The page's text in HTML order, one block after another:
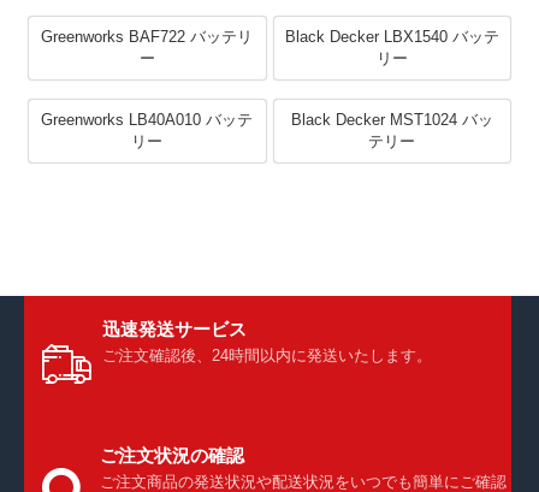
Greenworks BAF722 バッテリ
ー
Black Decker LBX1540 バッテ
リー
Greenworks LB40A010 バッテ
リー
Black Decker MST1024 バッ
テリー
迅速発送サービス
ご注文確認後、24時間以内に発送いたします。
ご注文状況の確認
ご注文商品の発送状況や配送状況をいつでも簡単にご確認